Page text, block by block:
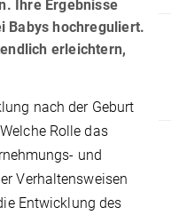
Ihre Ergebnisse
Babys hochreguliert.
erleichtern,
nach der Geburt
Rolle das
und
Verhaltensweisen
Entwicklung des